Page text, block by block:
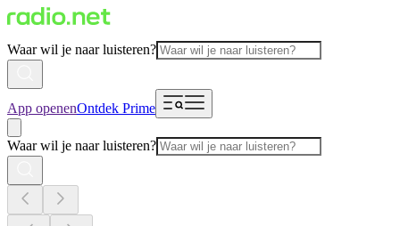
Waar wil je naar luisteren?
App openenOntdek Prime
Waar wil je naar luisteren?